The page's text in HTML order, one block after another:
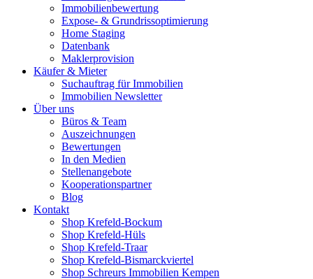
Immobilienbewertung
Expose- & Grundrissoptimierung
Home Staging
Datenbank
Maklerprovision
Käufer & Mieter
Suchauftrag für Immobilien
Immobilien Newsletter
Über uns
Büros & Team
Auszeichnungen
Bewertungen
In den Medien
Stellenangebote
Kooperationspartner
Blog
Kontakt
Shop Krefeld-Bockum
Shop Krefeld-Hüls
Shop Krefeld-Traar
Shop Krefeld-Bismarckviertel
Shop Schreurs Immobilien Kempen